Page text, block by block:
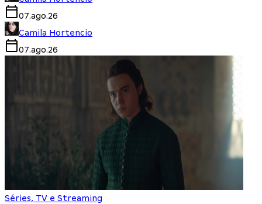
07.ago.26
Camila Hortencio
07.ago.26
Séries, TV e Streaming